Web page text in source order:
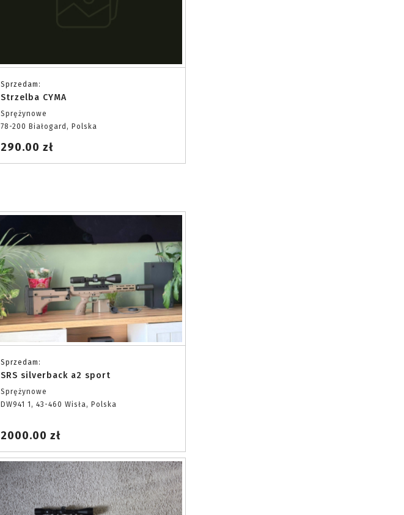
Sprzedam:
Strzelba CYMA
Sprężynowe
78-200 Białogard, Polska
290.00 zł
Sprzedam:
SRS silverback a2 sport
Sprężynowe
DW941 1, 43-460 Wisła, Polska
2000.00 zł